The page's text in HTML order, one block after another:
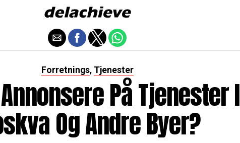
Forretnings, Tjenester
På Tjenester I
Og Andre Byer?